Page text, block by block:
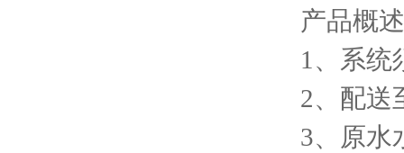
产品概述
1、系统须
2、配送至
3、原水